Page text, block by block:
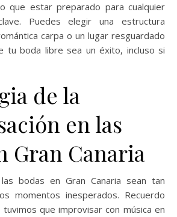
que estar preparado para cualquier
Puedes elegir una estructura
carpa o un lugar resguardado
tu boda libre sea un éxito, incluso si
de la
en las
Gran Canaria
bodas en Gran Canaria sean tan
momentos inesperados. Recuerdo
que improvisar con música en